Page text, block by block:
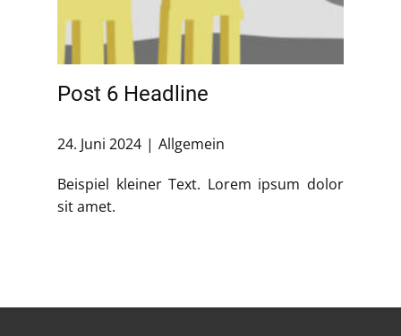
Post 6 Headline
24. Juni 2024 Allgemein
Beispiel kleiner Text. Lorem ipsum dolor
sit amet.